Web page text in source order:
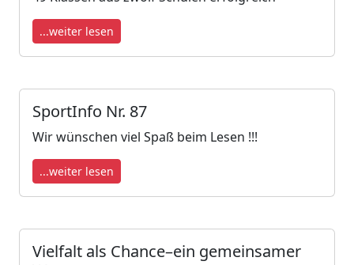
...weiter lesen
SportInfo Nr. 87
Wir wünschen viel Spaß beim Lesen !!!
...weiter lesen
Vielfalt als Chance–ein gemeinsamer